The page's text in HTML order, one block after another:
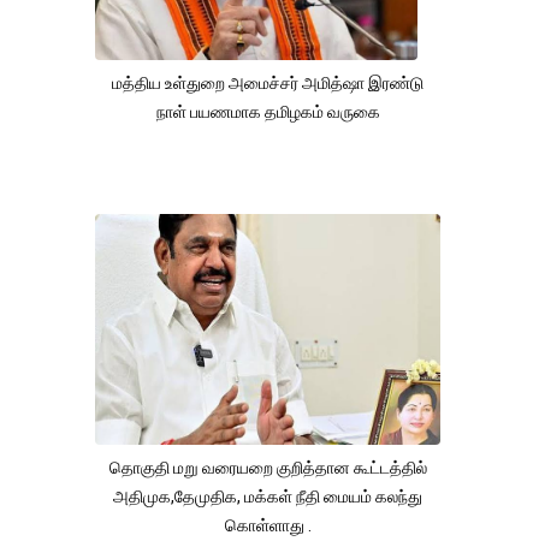
மத்திய உள்துறை அமைச்சர் அமித்ஷா இரண்டு
நாள் பயணமாக தமிழகம் வருகை
தொகுதி மறு வரையறை குறித்தான கூட்டத்தில்
அதிமுக,தேமுதிக, மக்கள் நீதி மையம் கலந்து
கொள்ளாது .